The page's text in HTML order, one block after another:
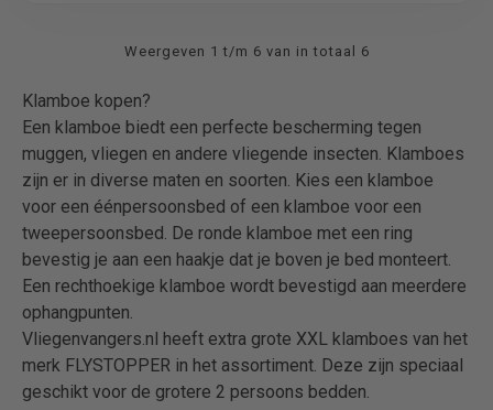
Weergeven 1 t/m 6 van in totaal 6
Klamboe kopen?
Een klamboe biedt een perfecte bescherming tegen
muggen, vliegen en andere vliegende insecten. Klamboes
zijn er in diverse maten en soorten. Kies een klamboe
voor een éénpersoonsbed of een klamboe voor een
tweepersoonsbed. De ronde klamboe met een ring
bevestig je aan een haakje dat je boven je bed monteert.
Een rechthoekige klamboe wordt bevestigd aan meerdere
ophangpunten.
Vliegenvangers.nl heeft extra grote XXL klamboes van het
merk FLYSTOPPER in het assortiment. Deze zijn speciaal
geschikt voor de grotere 2 persoons bedden.